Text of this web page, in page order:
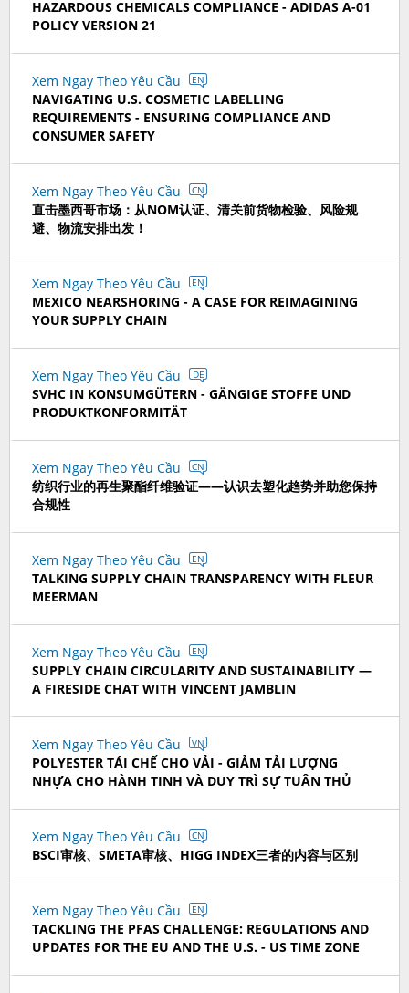
HAZARDOUS CHEMICALS COMPLIANCE - ADIDAS A-01
POLICY VERSION 21
Xem Ngay Theo Yêu Cầu EN
NAVIGATING U.S. COSMETIC LABELLING
REQUIREMENTS - ENSURING COMPLIANCE AND
CONSUMER SAFETY
Xem Ngay Theo Yêu Cầu CN
直击墨西哥市场：从NOM认证、清关前货物检验、风险规
避、物流安排出发！
Xem Ngay Theo Yêu Cầu EN
MEXICO NEARSHORING - A CASE FOR REIMAGINING
YOUR SUPPLY CHAIN
Xem Ngay Theo Yêu Cầu DE
SVHC IN KONSUMGÜTERN - GÄNGIGE STOFFE UND
PRODUKTKONFORMITÄT
Xem Ngay Theo Yêu Cầu CN
纺织行业的再生聚酯纤维验证——认识去塑化趋势并助您保持
合规性
Xem Ngay Theo Yêu Cầu EN
TALKING SUPPLY CHAIN TRANSPARENCY WITH FLEUR
MEERMAN
Xem Ngay Theo Yêu Cầu EN
SUPPLY CHAIN CIRCULARITY AND SUSTAINABILITY —
A FIRESIDE CHAT WITH VINCENT JAMBLIN
Xem Ngay Theo Yêu Cầu VN
POLYESTER TÁI CHẾ CHO VẢI - GIẢM TẢI LƯỢNG
NHỰA CHO HÀNH TINH VÀ DUY TRÌ SỰ TUÂN THỦ
Xem Ngay Theo Yêu Cầu CN
BSCI审核、SMETA审核、HIGG INDEX三者的内容与区别
Xem Ngay Theo Yêu Cầu EN
TACKLING THE PFAS CHALLENGE: REGULATIONS AND
UPDATES FOR THE EU AND THE U.S. - US TIME ZONE